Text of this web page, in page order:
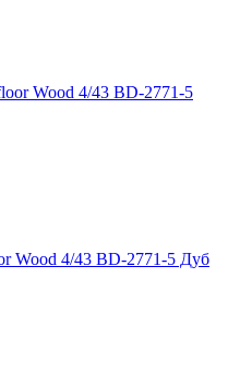
Wood 4/43 BD-2771-5 Дуб